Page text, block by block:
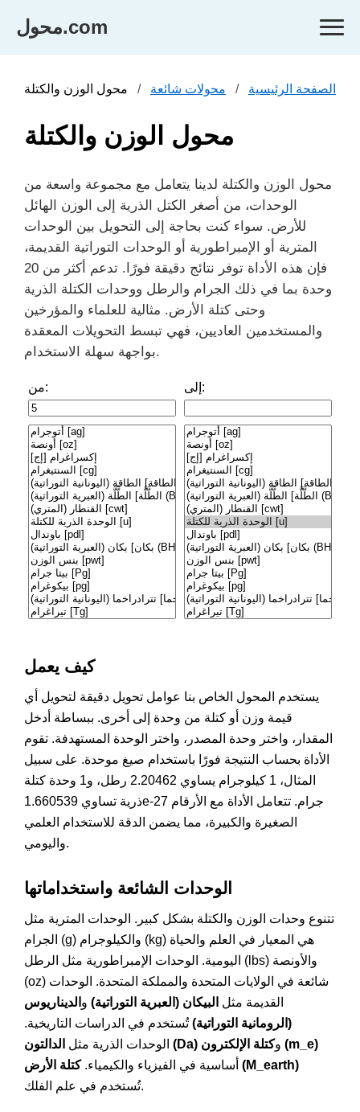
محول.com
الصفحة الرئيسية محولات شائعة محول الوزن والكتلة
محول الوزن والكتلة
محول الوزن والكتلة لدينا يتعامل مع مجموعة واسعة من
الوحدات، من أصغر الكتل الذرية إلى الوزن الهائل
للأرض. سواء كنت بحاجة إلى التحويل بين الوحدات
المترية أو الإمبراطورية أو الوحدات التوراتية القديمة،
فإن هذه الأداة توفر نتائج دقيقة فورًا. تدعم أكثر من 20
وحدة بما في ذلك الجرام والرطل ووحدات الكتلة الذرية
وحتى كتلة الأرض. مثالية للعلماء والمؤرخين
والمستخدمين العاديين، فهي تبسط التحويلات المعقدة
بواجهة سهلة الاستخدام.
من: إلى:
كيف يعمل
يستخدم المحول الخاص بنا عوامل تحويل دقيقة لتحويل أي
قيمة وزن أو كتلة من وحدة إلى أخرى. ببساطة أدخل
المقدار، واختر وحدة المصدر، واختر الوحدة المستهدفة. تقوم
الأداة بحساب النتيجة فورًا باستخدام صيغ موحدة. على سبيل
المثال، 1 كيلوجرام يساوي 2.20462 رطل، و1 وحدة كتلة
ذرية تساوي 1.660539e-27 جرام. تتعامل الأداة مع الأرقام
الصغيرة والكبيرة، مما يضمن الدقة للاستخدام العلمي
واليومي.
الوحدات الشائعة واستخداماتها
تتنوع وحدات الوزن والكتلة بشكل كبير. الوحدات المترية مثل
الجرام (g) والكيلوجرام (kg) هي المعيار في العلم والحياة
اليومية. الوحدات الإمبراطورية مثل الرطل (lbs) والأونصة
(oz) شائعة في الولايات المتحدة والمملكة المتحدة. الوحدات
القديمة مثل البيكان (العبرية التوراتية) و الديناريوس
(الرومانية التوراتية)تُستخدم في الدراسات التاريخية.
الوحدات الذرية مثل الدالتون (Da) و كتلة الإلكترون (m_e)
أساسية في الفيزياء والكيمياء. كتلة الأرض (M_earth)
تُستخدم في علم الفلك.